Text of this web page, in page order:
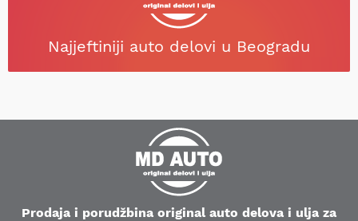
Najjeftiniji auto delovi u Beogradu
Prodaja i porudžbina original auto delova i ulja za